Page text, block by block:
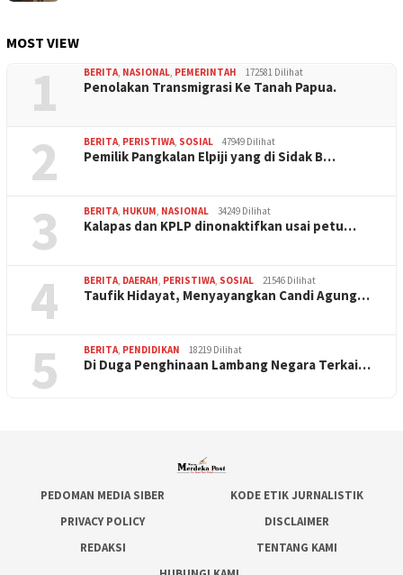
MOST VIEW
1 BERITA NASIONAL PEMERINTAH 172581 Dilihat
Penolakan Transmigrasi Ke Tanah Papua.
2 BERITA PERISTIWA SOSIAL 47949 Dilihat
Pemilik Pangkalan Elpiji yang di Sidak B…
3 BERITA HUKUM NASIONAL 34249 Dilihat
Kalapas dan KPLP dinonaktifkan usai petu…
4 BERITA DAERAH PERISTIWA SOSIAL 21546 Dilihat
Taufik Hidayat, Menyayangkan Candi Agung…
5 BERITA PENDIDIKAN 18219 Dilihat
Di Duga Penghinaan Lambang Negara Terkai…
PEDOMAN MEDIA SIBER
KODE ETIK JURNALISTIK
PRIVACY POLICY
DISCLAIMER
REDAKSI
TENTANG KAMI